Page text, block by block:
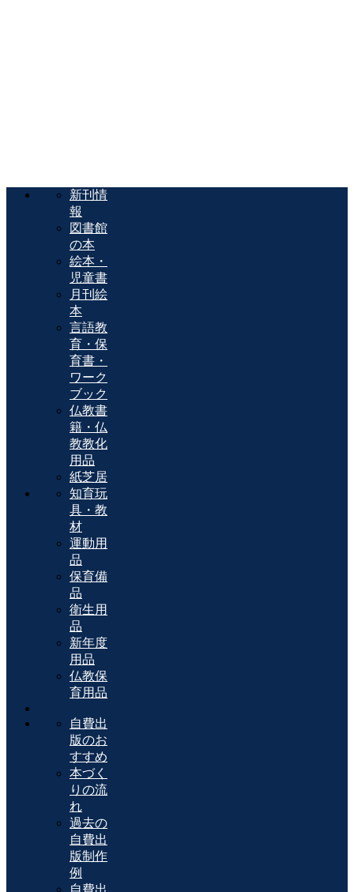
新刊情
報
図書館
の本
絵本・
児童書
月刊絵
本
言語教
育・保
育書・
ワーク
ブック
仏教書
籍・仏
教教化
用品
紙芝居
知育玩
具・教
材
運動用
品
保育備
品
衛生用
品
新年度
用品
仏教保
育用品
自費出
版のお
すすめ
本づく
りの流
れ
過去の
自費出
版制作
例
自費出